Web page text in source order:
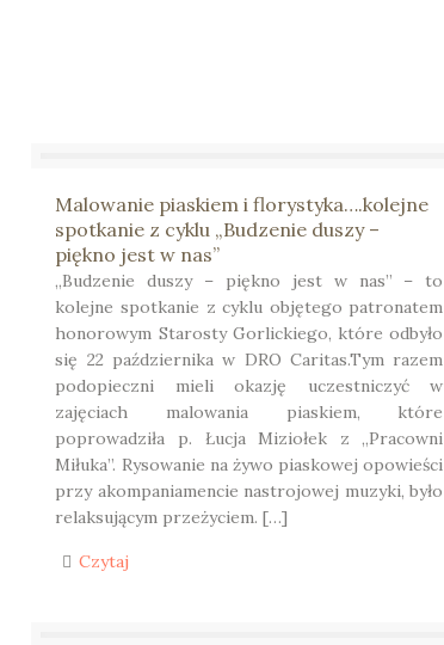
Malowanie piaskiem i florystyka….kolejne
spotkanie z cyklu „Budzenie duszy –
piękno jest w nas”
„Budzenie duszy – piękno jest w nas” – to
kolejne spotkanie z cyklu objętego patronatem
honorowym Starosty Gorlickiego, które odbyło
się 22 października w DRO Caritas.Tym razem
podopieczni mieli okazję uczestniczyć w
zajęciach malowania piaskiem, które
poprowadziła p. Łucja Miziołek z „Pracowni
Miłuka”. Rysowanie na żywo piaskowej opowieści
przy akompaniamencie nastrojowej muzyki, było
relaksującym przeżyciem. […]
Czytaj